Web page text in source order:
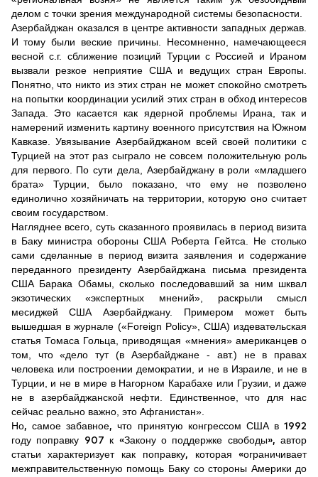
делом с точки зрения международной системы безопасности.
Азербайджан оказался в центре активности западных держав.
И тому были веские причины. Несомненно, намечающееся
весной с.г. сближение позиций Турции с Россией и Ираном
вызвали резкое неприятие США и ведущих стран Европы.
Понятно, что никто из этих стран не может спокойно смотреть
на попытки координации усилий этих стран в обход интересов
Запада. Это касается как ядерной проблемы Ирана, так и
намерений изменить картину военного присутствия на Южном
Кавказе. Увязывание Азербайджаном всей своей политики с
Турцией на этот раз сыграло не совсем положительную роль
для первого. По сути дела, Азербайджану в роли «младшего
брата» Турции, было показано, что ему не позволено
единолично хозяйничать на территории, которую оно считает
своим государством.
Нагляднее всего, суть сказанного проявилась в период визита
в Баку министра обороны США Роберта Гейтса. Не столько
сами сделанные в период визита заявления и содержание
переданного президенту Азербайджана письма президента
США Барака Обамы, сколько последовавший за ним шквал
экзотических «экспертных мнений», раскрыли смысл
месиджей США Азербайджану. Примером может быть
вышедшая в журнале («Foreign Policy», США) издевательская
статья Томаса Гольца, приводящая «мнения» американцев о
том, что «дело тут (в Азербайджане - авт.) не в правах
человека или построении демократии, и не в Израиле, и не в
Турции, и не в мире в Нагорном Карабахе или Грузии, и даже
не в азербайджанской нефти. Единственное, что для нас
сейчас реально важно, это Афганистан».
Но, самое забавное, что принятую конгрессом США в 1992
году поправку 907 к «Закону о поддержке свободы», автор
статьи характеризует как поправку, которая «ограничивает
межправительственную помощь Баку со стороны Америки до